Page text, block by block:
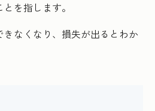
を指します。
なくなり、損失が出るとわか